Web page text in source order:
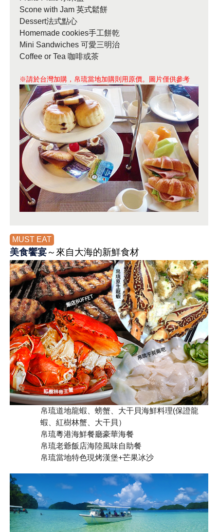
Scone with Jam 英式鬆餅
Dessert法式點心
Homemade cookies手工餅乾
Mini Sandwiches 可愛三明治
Coffee or Tea 咖啡或茶
※請於台灣加購，帛琉當地加購則用原價。圖片僅供參考
MUST EAT
美食饗宴～來自大海的新鮮食材
帛琉道地龍蝦、螃蟹、大干貝海鮮料理(保證龍
蝦、紅樹林蟹、大干貝）
帛琉粵港海鮮餐廳豪華海餐
帛琉老爺飯店海陸風味自助餐
帛琉當地特色現烤漢堡+芒果冰沙